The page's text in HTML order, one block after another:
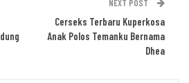
NEXT POST
Cerseks Terbaru Kuperkosa
Anak Polos Temanku Bernama
Dhea